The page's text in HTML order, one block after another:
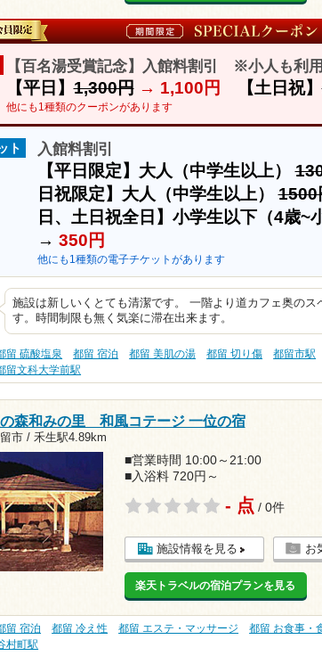
【百名湯受賞記念】入館料割引 ※小人も利
【平日】1,300円→ 1,100円 【土日祝】
他にも1種類のクーポンがあります
ト 入館料割引
【平日限定】大人（中学生以上）
日祝限定】大人（中学生以上）1500
日、土日祝全日】小学生以下（4歳~
→ 350円
他にも1種類の電子チケットがあります
施設は新しいくとても清潔です。 一階より道カフェ奥の
す。時間制限も無く気楽に滞在出来ます。
留 硫酸塩泉 都留 宿泊 都留 美肌の湯 都留 切り傷 都留市駅
留文科大学前駅
森和みの里 和風コテージ 一位の宿
市 / 禾生駅4.89km
■営業時間 10:00～21:00
■入浴料 720円～
- 点 / 0件
施設情報を見る お
楽天トラベルの宿泊プランを見る
留 宿泊 都留 冷え性 都留 エステ・マッサージ 都留 お食事・
村町駅